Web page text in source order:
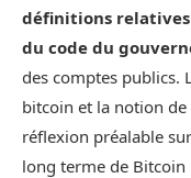
définitions
du code du
des comptes publics.
bitcoin et la notion de
réflexion préalable
long terme de Bitcoin